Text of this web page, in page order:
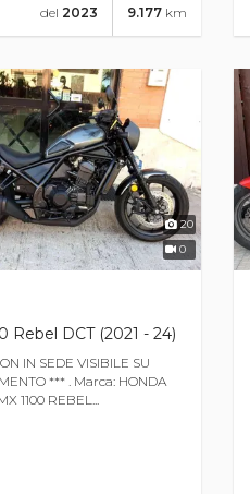
9.177 km
del 2023
20
0
Rebel DCT (2021 - 24)
IN SEDE VISIBILE SU
*** . Marca: HONDA
1100 REBEL...